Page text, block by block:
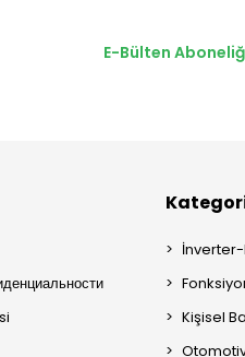
E-Bülten
Kişisel